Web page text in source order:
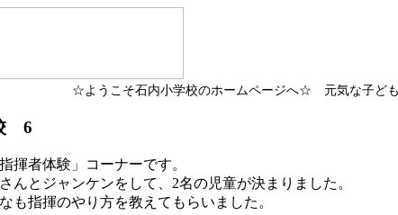
☆ようこそ石内小学校のホームページへ☆ 元気な子ども
6
揮者体験」コーナーです。
んとジャンケンをして、2名の児童が決まりました。
も指揮のやり方を教えてもらいました。